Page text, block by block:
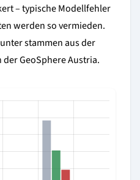
– typische Modellfehler
werden so vermieden.
stammen aus der
der GeoSphere Austria.